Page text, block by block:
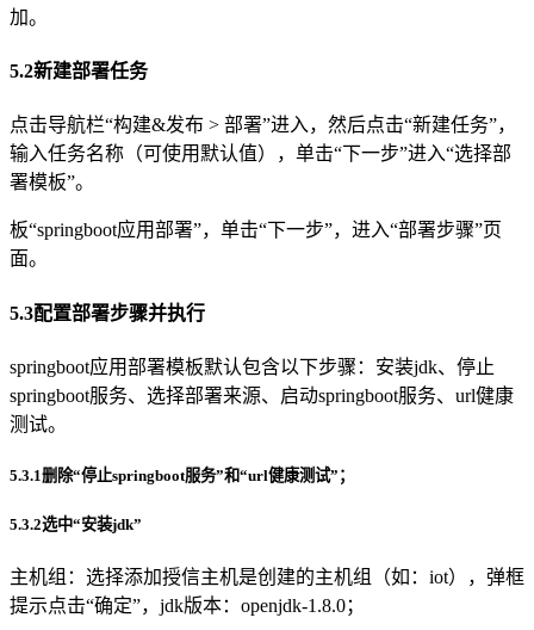
加。
5.2新建部署任务
点击导航栏“构建&发布 > 部署”进入，然后点击“新建任务”，
输入任务名称（可使用默认值），单击“下一步”进入“选择部
署模板”。
板“springboot应用部署”，单击“下一步”，进入“部署步骤”页
面。
5.3配置部署步骤并执行
springboot应用部署模板默认包含以下步骤：安装jdk、停止
springboot服务、选择部署来源、启动springboot服务、url健康
测试。
5.3.1删除“停止springboot服务”和“url健康测试”；
5.3.2选中“安装jdk”
主机组：选择添加授信主机是创建的主机组（如：iot），弹框
提示点击“确定”，jdk版本：openjdk-1.8.0；